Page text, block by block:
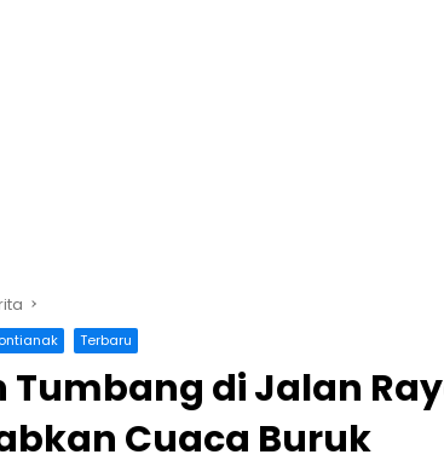
Terbaru
Tumbang di Jalan
Cuaca Buruk